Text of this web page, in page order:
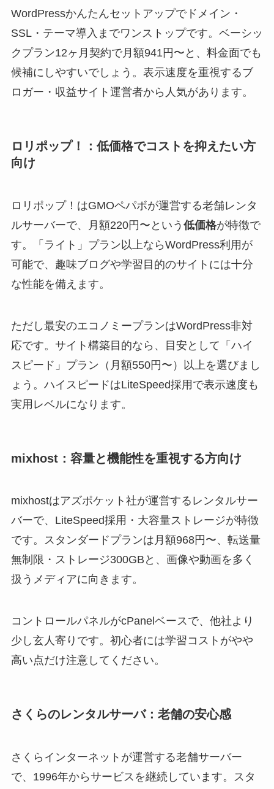
WordPressかんたんセットアップでドメイン・
SSL・テーマ導入までワンストップです。ベーシッ
クプラン12ヶ月契約で月額941円〜と、料金面でも
候補にしやすいでしょう。表示速度を重視するブ
ロガー・収益サイト運営者から人気があります。
ロリポップ！：低価格でコストを抑えたい方
向け
ロリポップ！はGMOペパボが運営する老舗レンタ
ルサーバーで、月額220円〜という 低価格が特徴で
す。「ライト」プラン以上ならWordPress利用が
可能で、趣味ブログや学習目的のサイトには十分
な性能を備えます。
ただし最安のエコノミープランはWordPress非対
応です。サイト構築目的なら、目安として「ハイ
スピード」プラン（月額550円〜）以上を選びまし
ょう。ハイスピードはLiteSpeed採用で表示速度も
実用レベルになります。
mixhost：容量と機能性を重視する方向け
mixhostはアズポケット社が運営するレンタルサー
バーで、LiteSpeed採用・大容量ストレージが特徴
です。スタンダードプランは月額968円〜、転送量
無制限・ストレージ300GBと、画像や動画を多く
扱うメディアに向きます。
コントロールパネルがcPanelベースで、他社より
少し玄人寄りです。初心者には学習コストがやや
高い点だけ注意してください。
さくらのレンタルサーバ：老舗の安心感
さくらインターネットが運営する老舗サーバー
で、1996年からサービスを継続しています。スタ